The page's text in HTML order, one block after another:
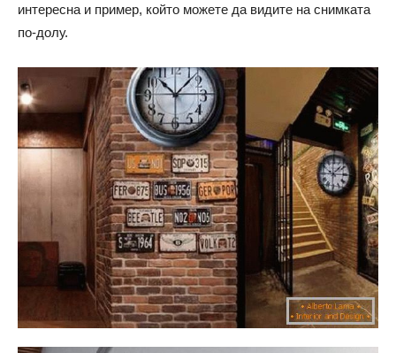
интересна и пример, който можете да видите на снимката
по-долу.